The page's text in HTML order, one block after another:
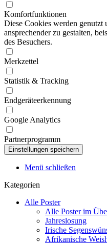
Komfortfunktionen
Diese Cookies werden genutzt
ansprechender zu gestalten,
des Besuchers.
Merkzettel
Statistik & Tracking
Endgeräteerkennung
Google Analytics
Partnerprogramm
Menü schließen
Kategorien
Alle Poster
Alle Poster im
Jahreslosung
Irische
Afrikanische